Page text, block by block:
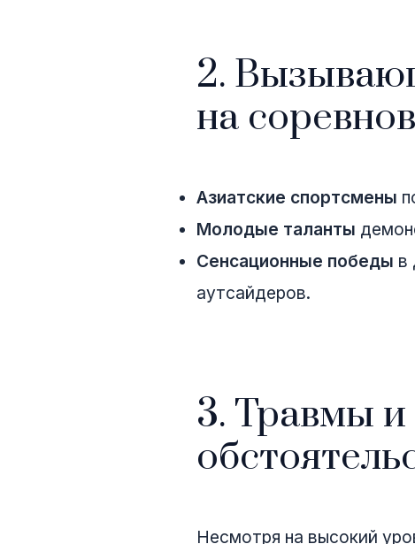
2.
на
Азиатские спортсмены
Молодые таланты
Сенсационные победы в
аутсайдеров.
3. Травмы
Несмотря на высокий